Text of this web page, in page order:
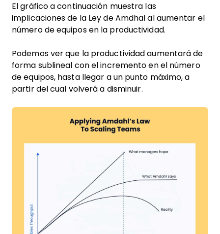
El gráfico a continuación muestra las
implicaciones de la Ley de Amdhal al aumentar el
número de equipos en la productividad.
Podemos ver que la productividad aumentará de
forma sublineal con el incremento en el número
de equipos, hasta llegar a un punto máximo, a
partir del cual volverá a disminuir.